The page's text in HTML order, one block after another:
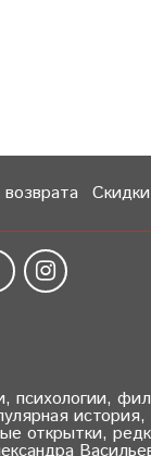
психологии,
открытки,